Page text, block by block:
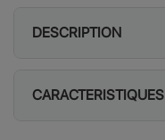
DESCRIPTION
CARACTERISTIQUES